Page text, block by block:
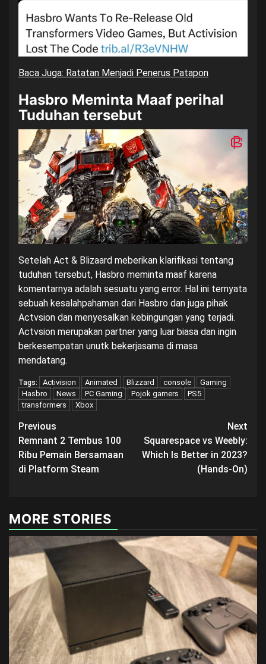
Baca Juga: Ratatan Menjadi Penerus Patapon
Hasbro Meminta Maaf perihal
Tuduhan tersebut
Setelah Act & Blizaard meberikan klarifikasi tentang
tuduhan tersebut, Hasbro meminta maaf karena
komentarnya adalah sesuatu yang error. Hal ini ternyata
sebuah kesalahpahaman dari Hasbro dan juga pihak
Actvsion dan menyesalkan kebingungan yang terjadi.
Actvsion merupakan partner yang luar biasa dan ingin
berkesempatan unutk bekerjasama di masa
mendatang.
Tags: Activision Animated Blizzard console
Gaming
Hasbro
News PC Gaming Pojok gamers
PS5
transformers
Xbox
Post
navigation
Previous
Remnant 2 Tembus 100
Ribu Pemain Bersamaan
di Platform Steam
Next
Squarespace vs Weebly:
Which Is Better in 2023?
(Hands-On)
MORE STORIES